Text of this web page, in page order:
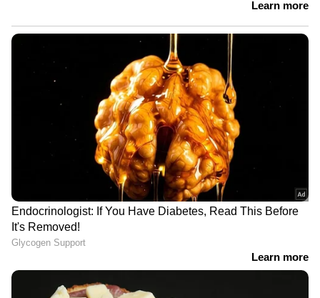
ആരോഗ്യകരമായ കൊഴുപ്പും ഇരുമ്പ്, കൊളീൻ,
വിറ്റാമിൻ ഡി, വിറ്റാമിൻ ബി 12 എന്നിവയും
അടങ്ങിയിട്ടുണ്ട്. പ്രാതലിൽ മുട്ട
ഉൾപ്പെടുത്തുന്നത് വിശപ്പ് കുറയ്ക്കുന്നതിന്
ചിയ സീഡാണ് മറ്റൊരു ഭക്ഷണം. ബ്രേക്ക്
ഫാസ്റ്റിന് ചിയ സീഡ് ഉൾപ്പെടുത്തുന്നത്
ഗ്ലൂക്കോസ് അളവ് നിയന്ത്രിക്കാനും
കൊളസ്ട്രോൾ കുറയ്ക്കാനും സഹായിക്കും.